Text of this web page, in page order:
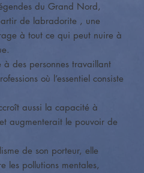
du Grand Nord,
de labradorite , une
à tout ce qui peut nuire à
des personnes travaillant
où l’essentiel consiste
aussi la capacité à
augmenterait le pouvoir de
de son porteur, elle
les pollutions mentales,